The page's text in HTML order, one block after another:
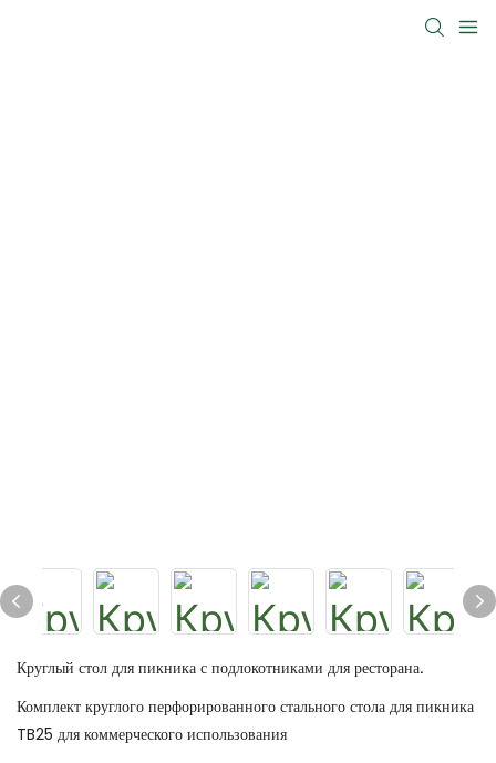
Круглый стол для пикника с подлокотниками для ресторана.
Комплект круглого перфорированного стального стола для пикника
TB25 для коммерческого использования